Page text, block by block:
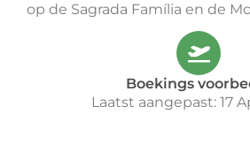
op de Sagrada Família en de
Boekings
Laatst aangepast: 17